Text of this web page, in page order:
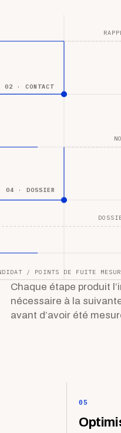
02 · CONTACT
04 · DOSSIER
/ POINTS DE FUITE
Chaque étape produit
nécessaire à la
avant d’avoir été
05